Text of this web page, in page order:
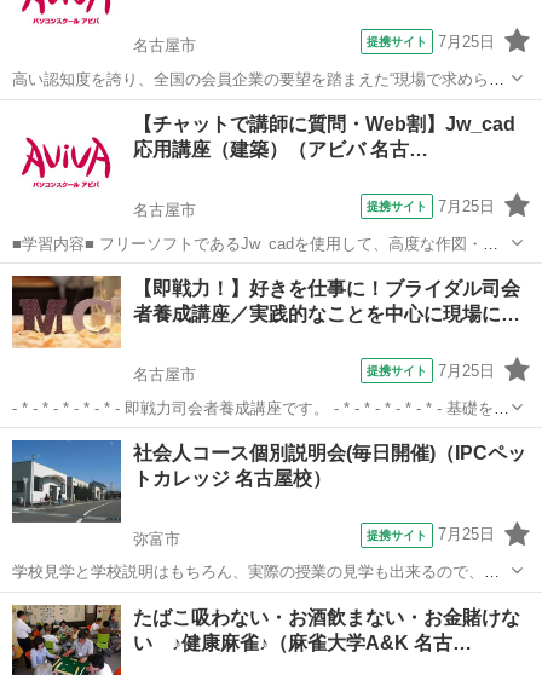
名古屋市 提携サイト 7月25日
高い認知度を誇り、全国の会員企業の要望を踏まえた“現場で求められ
ているスキル”、つまり実務を強く想定したスキルが身につく「日商PC
検定 データ活用2級」の取得に向けた学習を行います。
名古屋市 その他
【チャットで講師に質問・Web割】Jw_cad
応用講座（建築）（アビバ 名古…
名古屋市 提携サイト 7月25日
■学習内容■ フリーソフトであるJw_cadを使用して、高度な作図・編
集機能やオプション機能を学習し、機能定着のために建築図面の作図
の演習をします。
愛知 名古屋市 その他
【即戦力！】好きを仕事に！ブライダル司会
者養成講座／実践的なことを中心に現場に…
名古屋市 提携サイト 7月25日
- * - * - * - * - * - 即戦力司会者養成講座です。 - * - * - * - * - * - 基礎を習
得されている方・ブライダル以外の喋りの仕事の経験がある方・かつ
てブライダル司会をされていてブランクの...
愛知 名古屋市 その他
社会人コース個別説明会(毎日開催)（IPCペッ
トカレッジ 名古屋校）
弥富市 提携サイト 7月25日
学校見学と学校説明はもちろん、実際の授業の見学も出来るので、ご
入学後のイメージがしやすい体験となっています。
愛知 弥富市 ペット
たばこ吸わない・お酒飲まない・お金賭けな
い ♪健康麻雀♪（麻雀大学A&K 名古…